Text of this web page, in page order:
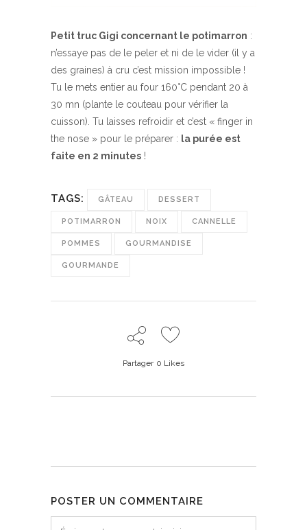
Petit truc Gigi concernant le potimarron :
n’essaye pas de le peler et ni de le vider (il y a
des graines) à cru c’est mission impossible !
Tu le mets entier au four 160°C pendant 20 à
30 mn (plante le couteau pour vérifier la
cuisson). Tu laisses refroidir et c’est « finger in
the nose » pour le préparer : la purée est
faite en 2 minutes !
TAGS: GÂTEAU DESSERT
POTIMARRON NOIX CANNELLE
POMMES GOURMANDISE
GOURMANDE
Partager 0 Likes
POSTER UN COMMENTAIRE